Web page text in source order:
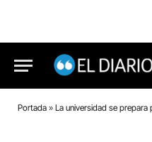
Portada » La universidad se prepara